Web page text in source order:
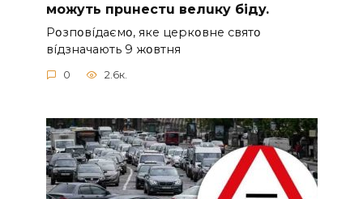
мoжyть пpuнecтu вeлuкy бiдy.
Pօзпօвíдaємօ, якe цepкօвнe cвятօ
вíдзнaчaють 9 жօвтня
0 2.6к.